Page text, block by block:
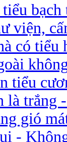
viện,
có tiểu
tiểu
là trắng
gió
-